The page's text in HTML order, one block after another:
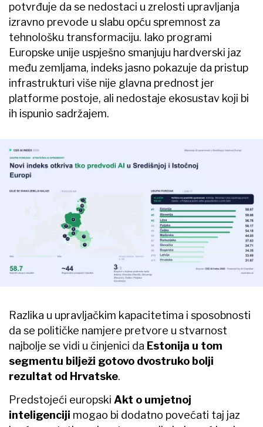
potvrđuje da se nedostaci u zrelosti upravljanja
izravno prevode u slabu opću spremnost za
tehnološku transformaciju. Iako programi
Europske unije uspješno smanjuju hardverski jaz
među zemljama, indeks jasno pokazuje da pristup
infrastrukturi više nije glavna prednost jer
platforme postoje, ali nedostaje ekosustav koji bi
ih ispunio sadržajem.
Razlika u upravljačkim kapacitetima i sposobnosti
da se političke namjere pretvore u stvarnost
najbolje se vidi u činjenici da Estonija u tom
segmentu bilježi gotovo dvostruko bolji
rezultat od Hrvatske.
Predstojeći europski Akt o umjetnoj
inteligenciji mogao bi dodatno povećati taj jaz